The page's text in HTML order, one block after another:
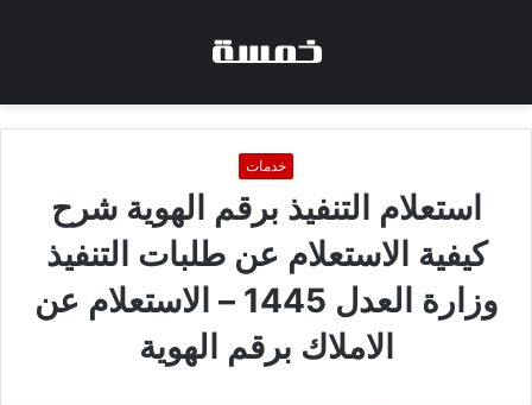
خدمات
استعلام التنفيذ برقم الهوية شرح
كيفية الاستعلام عن طلبات التنفيذ
وزارة العدل 1445 – الاستعلام عن
الاملاك برقم الهوية